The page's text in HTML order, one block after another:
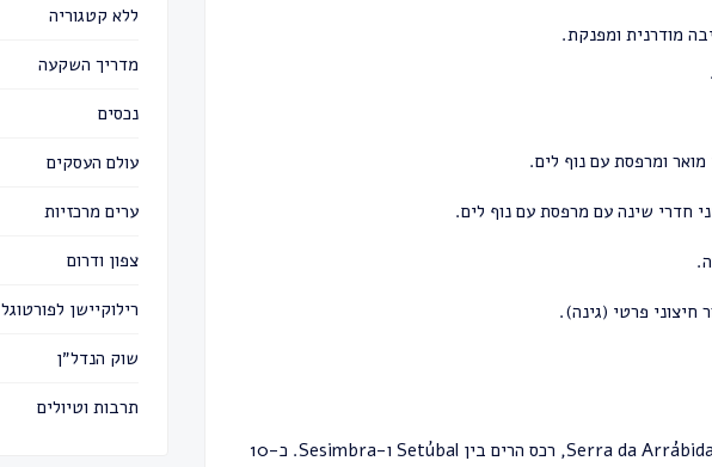
ומרפסת עם נוף לים.
חדרי שינה עם מרפסת עם נוף לים.
כ-10
ללא קטגוריה
מדריך השקעה
נכסים
עולם העסקים
ערים מרכזיות
צפון ודרום
רילוקיישן לפורטוגל
שוק הנדל״ן
תרבות וטיולים